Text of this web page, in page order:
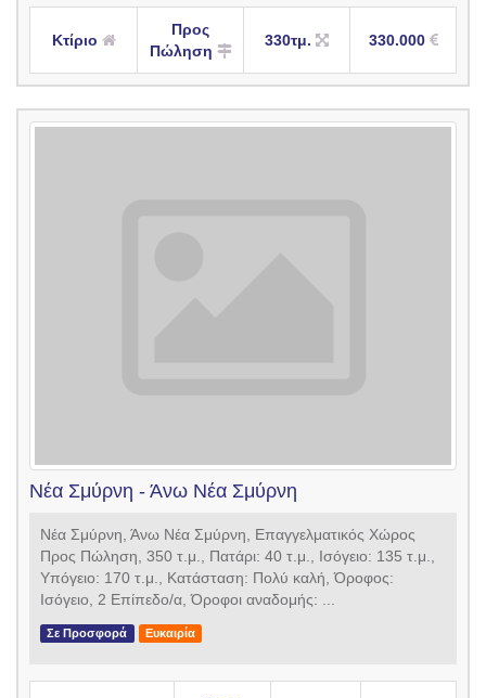
Κτίριο
Προς
Πώληση
330τμ. 330.000
Νέα Σμύρνη - Άνω Νέα Σμύρνη
Νέα Σμύρνη, Άνω Νέα Σμύρνη, Επαγγελματικός Χώρος
Προς Πώληση, 350 τ.μ., Πατάρι: 40 τ.μ., Ισόγειο: 135 τ.μ.,
Υπόγειο: 170 τ.μ., Κατάσταση: Πολύ καλή, Όροφος:
Ισόγειο, 2 Επίπεδο/α, Όροφοι αναδομής: ...
Σε Προσφορά Ευκαιρία